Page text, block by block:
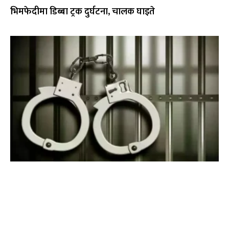
भिमफेदीमा डिब्बा ट्रक दुर्घटना, चालक घाइते